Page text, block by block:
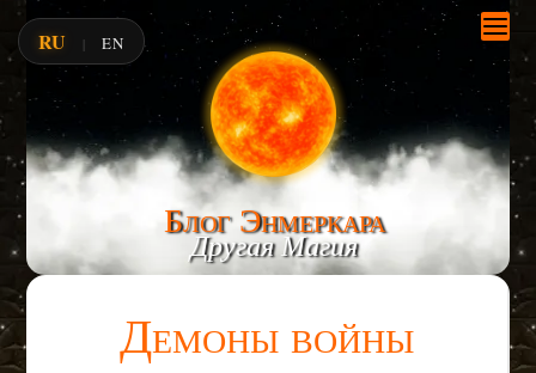
Блог Энмеркара
Другая Магия
Демоны войны
RU | EN